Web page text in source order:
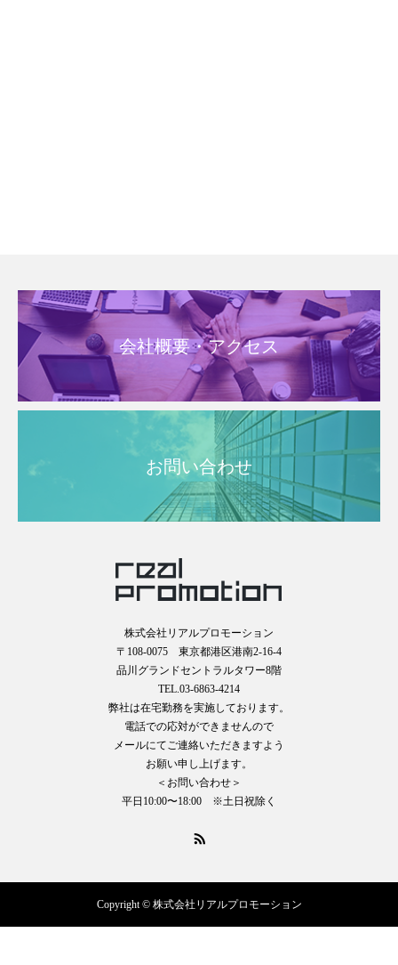
会社概要・アクセス
お問い合わせ
株式会社リアルプロモーション
〒108-0075 東京都港区港南2-16-4
品川グランドセントラルタワー8階
TEL.03-6863-4214
弊社は在宅勤務を実施しております。
電話での応対ができませんので
メールにてご連絡いただきますよう
お願い申し上げます。
＜お問い合わせ＞
平日10:00〜18:00 ※土日祝除く
Copyright © 株式会社リアルプロモーション